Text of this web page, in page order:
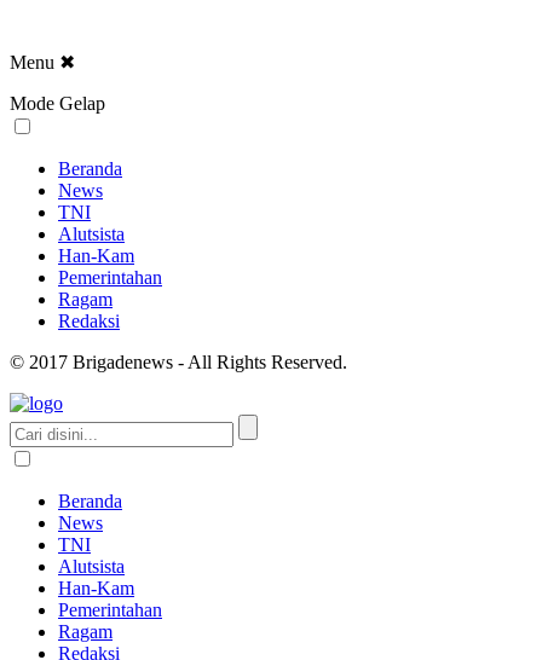
Menu ✖
Mode Gelap
Beranda
News
TNI
Alutsista
Han-Kam
Pemerintahan
Ragam
Redaksi
© 2017 Brigadenews - All Rights Reserved.
Beranda
News
TNI
Alutsista
Han-Kam
Pemerintahan
Ragam
Redaksi